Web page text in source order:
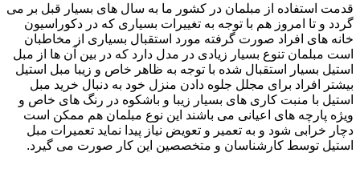
قدمت استفاده از مبلمان در کشور ما به سال های بسیار قبل بر می
گردد و تا امروز هم با توجه به تغییرات بسیاری که در دکوراسیون
خانه های افراد صورت گرفته مورد استقبال بسیاری از مخاطبان
است مبلمان تنوع بسیار زیادی در مدل دارد که در بین آن ها از مبل
استیل بسیار استقبال شده با توجه به ظاهر خاص و زیبا مبل استیل
بیشتر افراد برای مجلل جلوه دادن منزل خود به دنبال خرید مبل
استیل با منبت کاری های بسیار زیبا و باشکوه در رنگ های خاص و
ویژه پارچه های اعیانی می باشند این نوع مبلمان هم ممکن است
دچار خرابی شود و به تعمیر و تعویض نیاز پیدا نماید تعمیرات مبل
استیل توسط کارشناسان و متخصصین این کار صورت می گیرد.